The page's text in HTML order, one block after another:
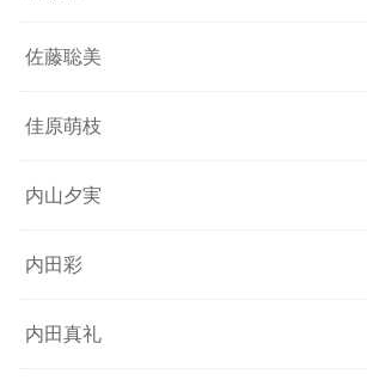
佐藤聡美
佳原萌枝
内山夕実
内田彩
内田真礼